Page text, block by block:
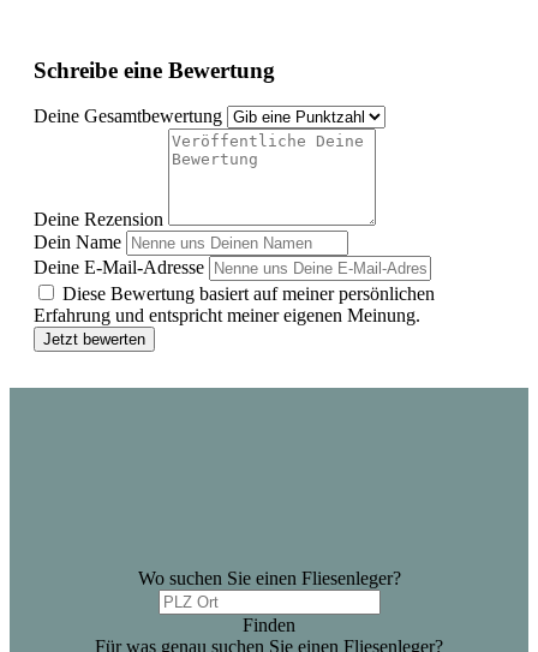
Schreibe eine Bewertung
Deine Gesamtbewertung
Deine Rezension
Dein Name
Deine E-Mail-Adresse
Diese Bewertung basiert auf meiner persönlichen
Erfahrung und entspricht meiner eigenen Meinung.
Jetzt bewerten
Wo suchen Sie einen Fliesenleger?
Finden
Für was genau suchen Sie einen Fliesenleger?